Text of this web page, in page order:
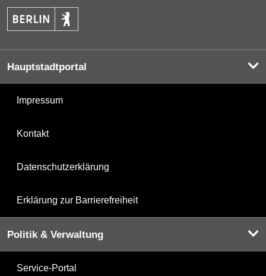
Hauptstadtportal
Impressum
Kontakt
Datenschutzerklärung
Erklärung zur Barrierefreiheit
Politik & Verwaltung
Service-Portal